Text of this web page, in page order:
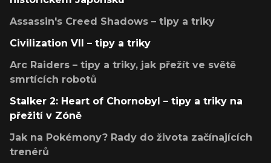
Assassin's Creed Shadows – tipy a triky
Civilization VII – tipy a triky
Arc Raiders – tipy a triky, jak přežít ve světě
smrtících robotů
Stalker 2: Heart of Chornobyl – tipy a triky na
přežití v Zóně
Jak na Pokémony? Rady do života začínajících
trenérů